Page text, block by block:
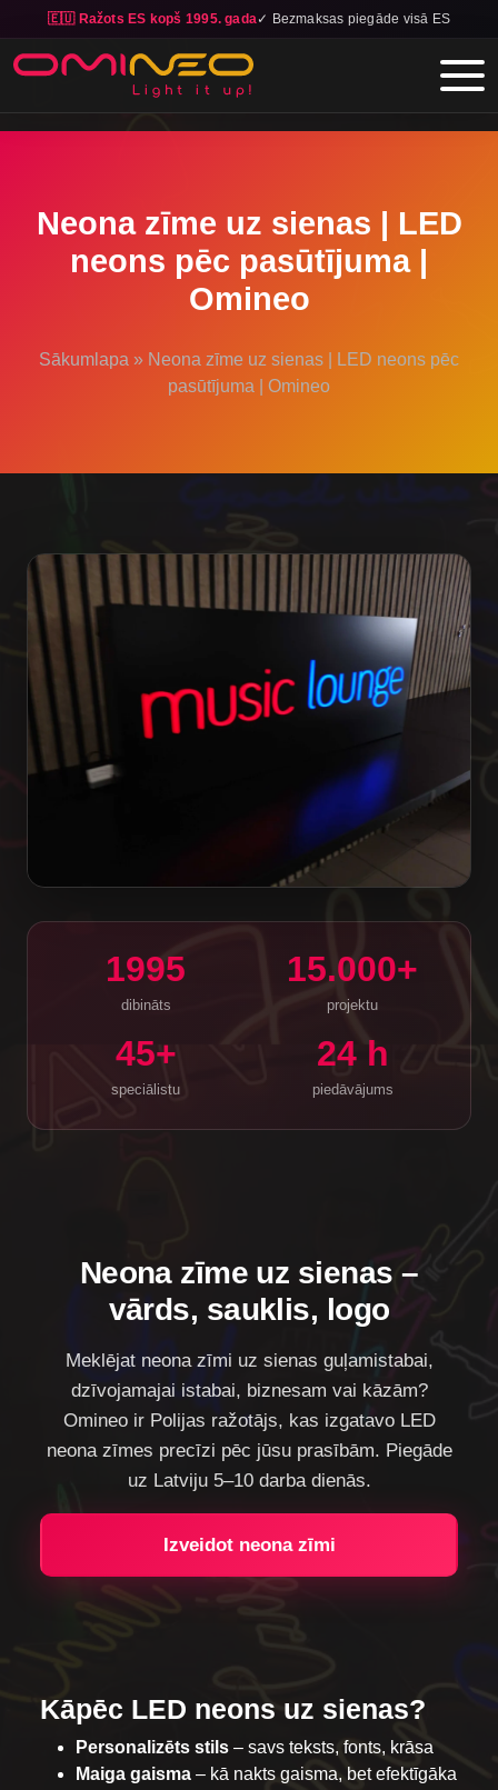
🇪🇺 Ražots ES kopš 1995. gada✓ Bezmaksas piegāde visā ES
Skip to main content
Neona zīme uz sienas | LED
neons pēc pasūtījuma |
Omineo
Sākumlapa » Neona zīme uz sienas | LED neons pēc
pasūtījuma | Omineo
1995
dibināts
15.000+
projektu
45+
speciālistu
24 h
piedāvājums
Neona zīme uz sienas –
vārds, sauklis, logo
Meklējat neona zīmi uz sienas guļamistabai,
dzīvojamajai istabai, biznesam vai kāzām?
Omineo ir Polijas ražotājs, kas izgatavo LED
neona zīmes precīzi pēc jūsu prasībām. Piegāde
uz Latviju 5–10 darba dienās.
Izveidot neona zīmi
Kāpēc LED neons uz sienas?
Personalizēts stils – savs teksts, fonts, krāsa
Maiga gaisma – kā nakts gaisma, bet efektīgāka